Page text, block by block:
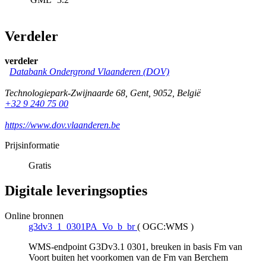
Verdeler
verdeler
Databank Ondergrond Vlaanderen (DOV)
Technologiepark-Zwijnaarde 68, Gent, 9052, België
+32 9 240 75 00
https://www.dov.vlaanderen.be
Prijsinformatie
Gratis
Digitale leveringsopties
Online bronnen
g3dv3_1_0301PA_Vo_b_br ( OGC:WMS )
WMS-endpoint G3Dv3.1 0301, breuken in basis Fm van
Voort buiten het voorkomen van de Fm van Berchem